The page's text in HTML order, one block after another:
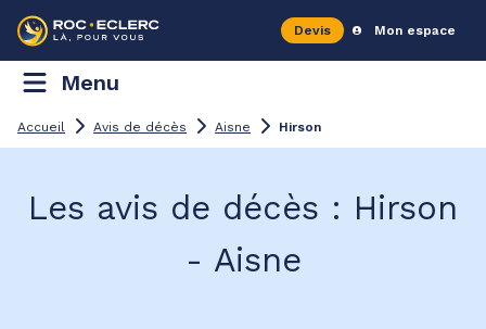
Devis Mon espace
Menu
Accueil Avis de décès Aisne Hirson
Les avis de décès : Hirson
- Aisne